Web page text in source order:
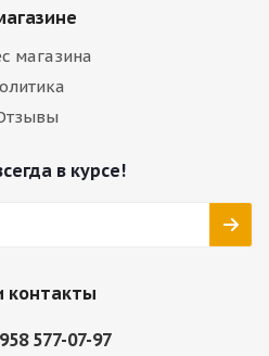
магазина
в курсе!
контакты
577-07-97